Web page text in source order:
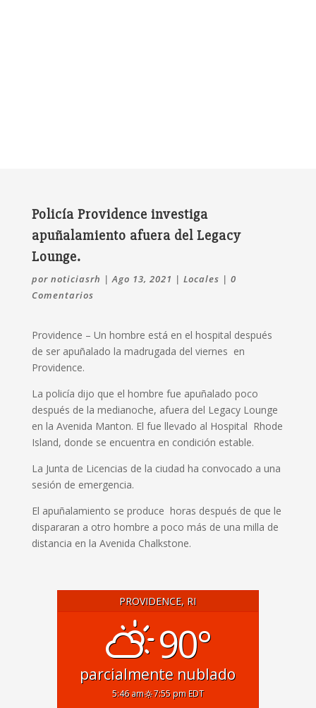
Policía Providence investiga
apuñalamiento afuera del Legacy
Lounge.
por noticiasrh |Ago 13, 2021 | Locales | 0
Comentarios
Providence – Un hombre está en el hospital después
de ser apuñalado la madrugada del viernes en
Providence.
La policía dijo que el hombre fue apuñalado poco
después de la medianoche, afuera del Legacy Lounge
en la Avenida Manton. El fue llevado al Hospital Rhode
Island, donde se encuentra en condición estable.
La Junta de Licencias de la ciudad ha convocado a una
sesión de emergencia.
El apuñalamiento se produce horas después de que le
dispararan a otro hombre a poco más de una milla de
distancia en la Avenida Chalkstone.
PROVIDENCE, RI
90°
parcialmente nublado
5:46 am 7:55 pm EDT